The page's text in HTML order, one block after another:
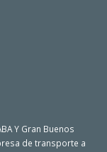
Y Gran Buenos
de transporte a